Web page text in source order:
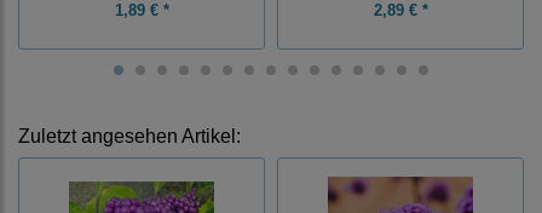
1,89 € * 2,89 € *
Zuletzt angesehen Artikel: